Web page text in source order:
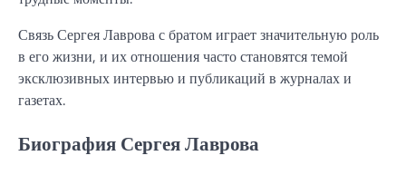
Связь Сергея Лаврова с братом играет значительную роль
в его жизни, и их отношения часто становятся темой
эксклюзивных интервью и публикаций в журналах и
газетах.
Биография Сергея Лаврова